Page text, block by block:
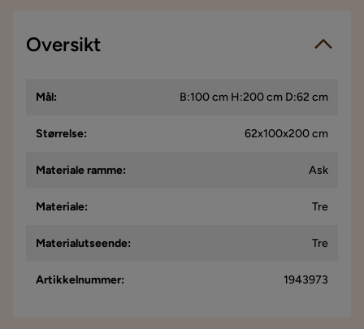
Oversikt
Mål: B:100 cm H:200 cm D:62 cm
Størrelse: 62x100x200 cm
Materiale ramme: Ask
Materiale: Tre
Materialutseende: Tre
Artikkelnummer: 1943973